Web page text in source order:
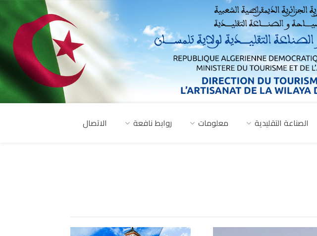
الصناعة التقليدية معلومات روابط نافعة الاتصال